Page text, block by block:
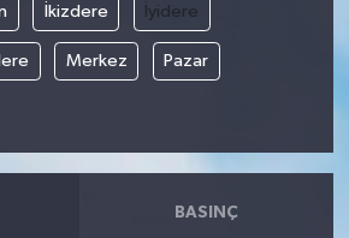
İkizdere İyidere
Merkez Pazar
BASINÇ